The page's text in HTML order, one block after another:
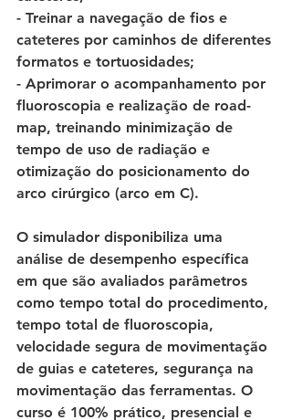
- Treinar a navegação de fios e
cateteres por caminhos de diferentes
formatos e tortuosidades;
- Aprimorar o acompanhamento por
fluoroscopia e realização de road-
map, treinando minimização de
tempo de uso de radiação e
otimização do posicionamento do
arco cirúrgico (arco em C).
O simulador disponibiliza uma
análise de desempenho específica
em que são avaliados parâmetros
como tempo total do procedimento,
tempo total de fluoroscopia,
velocidade segura de movimentação
de guias e cateteres, segurança na
movimentação das ferramentas. O
curso é 100% prático, presencial e